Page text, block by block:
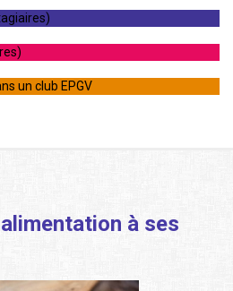
un club EPGV
à ses